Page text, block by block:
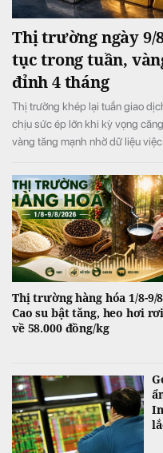
Thị trường ngày 9/
tục trong tuần,
đỉnh 4 tháng
Thị trường khép lại tuần giao
chịu sức ép lớn khi kỳ vọng
vàng tăng mạnh nhờ dữ liệu
nhất 4 tháng do lo ngại nguồn
biến phân hóa.
Thị trường hàng hóa 1/8-9/
Cao su bật tăng, heo hơi rơi
về 58.000 đồng/kg